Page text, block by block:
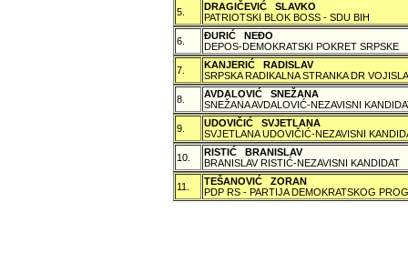
5.
DRAGIČEVIĆ SLAVKO
PATRIOTSKI BLOK BOSS - SDU BIH
6.
ÐURIĆ NEÐO
DEPOS-DEMOKRATSKI POKRET SRPSKE
7.
KANJERIĆ RADISLAV
SRPSKA RADIKALNA STRANKA DR
8.
AVDALOVIĆ SNEŽANA
SNEŽANA AVDALOVIĆ-NEZAVISNI
9.
UDOVIČIĆ SVJETLANA
SVJETLANA UDOVIČIĆ-NEZAVISNI
10.
RISTIĆ BRANISLAV
BRANISLAV RISTIĆ-NEZAVISNI KANDIDAT
11.
TEŠANOVIĆ ZORAN
PDP RS - PARTIJA DEMOKRATSKOG